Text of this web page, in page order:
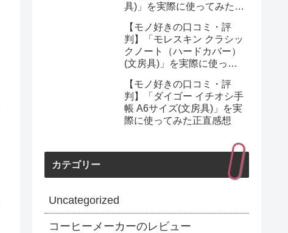
具)」を実際に使ってみた正
【モノ好きの口コミ・評
判】「モレスキン クラシッ
クノート（ハードカバー）
(文房具)」を実際に使って
【モノ好きの口コミ・評
判】「ダイゴー イチオシ手
帳 A6サイズ(文房具)」を実
際に使ってみた正直感想
カテゴリー
Uncategorized
コーヒーメーカーのレビュー